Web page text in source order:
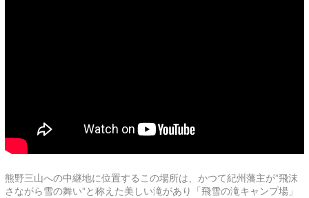
熊野三山への中継地に位置するこの場所は、かつて紀州藩主が”飛沫
さながら雪の舞い”と称えた美しい滝があり「飛雪の滝キャンプ場」